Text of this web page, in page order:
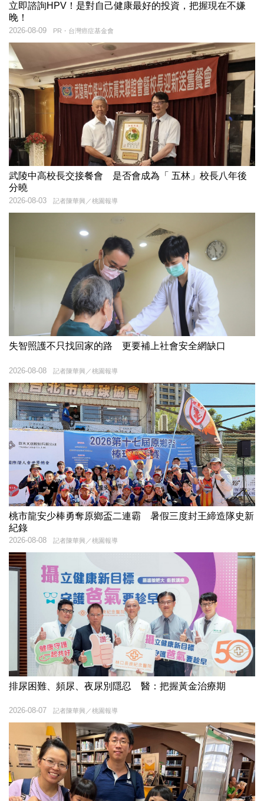
立即諮詢HPV！是對自己健康最好的投資，把握現在不嫌
晚！
PR・台灣癌症基金會
2026-08-09
武陵中高校長交接餐會 是否會成為「 五林」校長八年後
分曉
記者陳華興／桃園報導
2026-08-03
失智照護不只找回家的路 更要補上社會安全網缺口
記者陳華興／桃園報導
2026-08-08
桃市龍安少棒勇奪原鄉盃二連霸 暑假三度封王締造隊史新
紀錄
記者陳華興／桃園報導
2026-08-08
排尿困難、頻尿、夜尿別隱忍 醫：把握黃金治療期
記者陳華興／桃園報導
2026-08-07